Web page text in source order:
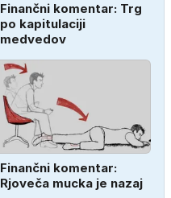
Finančni komentar: Trg
po kapitulaciji
medvedov
Finančni komentar:
Rjoveča mucka je nazaj